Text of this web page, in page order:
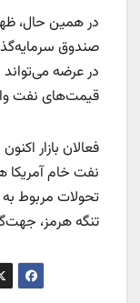
در همین حال،
صندوق
در عرضه
قیمت‌های نفت
فعالان بازار
نفت خام آمریکا
تحولات مربوط به
تنگه هرمز،